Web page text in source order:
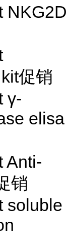
NKG2D
促销
γ-
elisa
Anti-
销
soluble